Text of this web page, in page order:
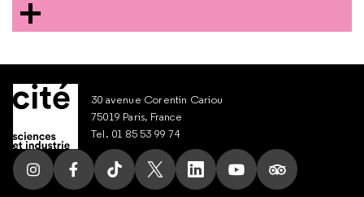
30 avenue Corentin Cariou
75019 Paris, France
Tel. 01 85 53 99 74
Suivez nous sur Instagram
Suivez nous sur Facebook
Suivez nous sur Tik Tok
Suivez nous sur X
Suivez nous sur LinkedIn
Suivez nous sur
Suivez nous